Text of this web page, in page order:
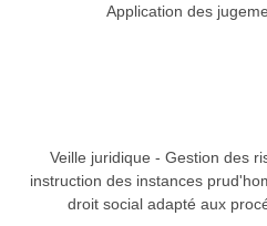
Application des
Veille juridique - Gestion des
instruction des instances
droit social adapté aux